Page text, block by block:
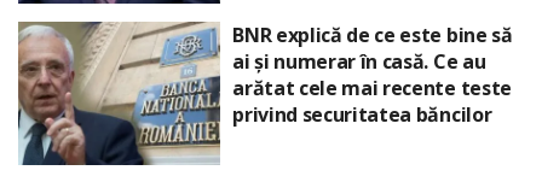
BNR explică de ce este bine să
ai și numerar în casă. Ce au
arătat cele mai recente teste
privind securitatea băncilor